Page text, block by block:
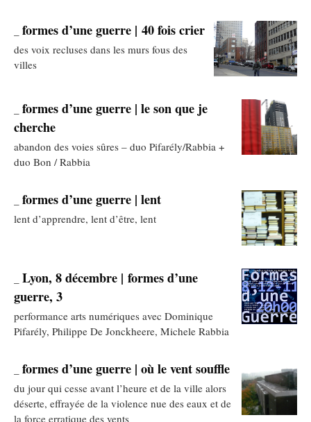
formes d’une guerre | 40 fois crier
des voix recluses dans les murs fous des
villes
formes d’une guerre | le son que je
cherche
abandon des voies sûres – duo Pifarély/Rabbia +
duo Bon / Rabbia
formes d’une guerre | lent
lent d’apprendre, lent d’être, lent
Lyon, 8 décembre | formes d’une
guerre, 3
performance arts numériques avec Dominique
Pifarély, Philippe De Jonckheere, Michele Rabbia
formes d’une guerre | où le vent souffle
du jour qui cesse avant l’heure et de la ville alors
déserte, effrayée de la violence nue des eaux et de
la force erratique des vents